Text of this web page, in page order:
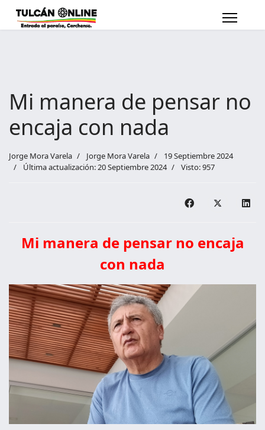
Mi manera de pensar no
encaja con nada
Jorge Mora Varela Jorge Mora Varela
19 Septiembre 2024
Última actualización: 20 Septiembre 2024
Visto: 957
Mi manera de pensar no encaja
con nada